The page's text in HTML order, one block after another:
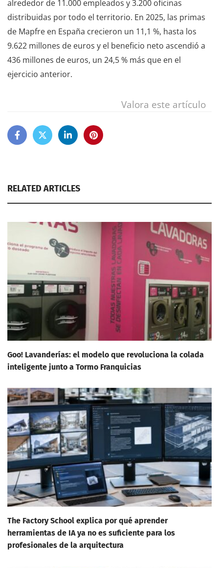
alrededor de 11.000 empleados y 3.200 oficinas
distribuidas por todo el territorio. En 2025, las primas
de Mapfre en España crecieron un 11,1 %, hasta los
9.622 millones de euros y el beneficio neto ascendió a
436 millones de euros, un 24,5 % más que en el
ejercicio anterior.
Valora este artículo
RELATED ARTICLES
Goo! Lavanderías: el modelo que revoluciona la colada
inteligente junto a Tormo Franquicias
The Factory School explica por qué aprender
herramientas de IA ya no es suficiente para los
profesionales de la arquitectura